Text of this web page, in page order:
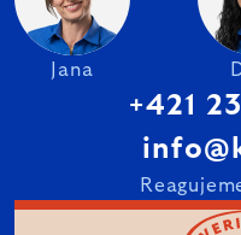
Jana
+421